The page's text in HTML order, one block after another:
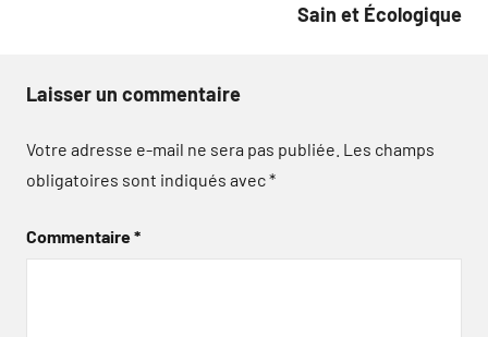
Sain et Écologique
Laisser un commentaire
Votre adresse e-mail ne sera pas publiée. Les champs
obligatoires sont indiqués avec*
Commentaire*